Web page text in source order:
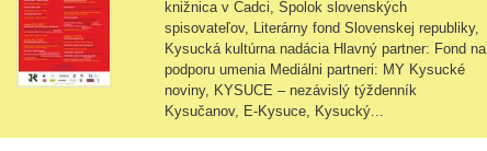
knižnica v Čadci, Spolok slovenských
spisovateľov, Literárny fond Slovenskej republiky,
Kysucká kultúrna nadácia Hlavný partner: Fond na
podporu umenia Mediálni partneri: MY Kysucké
noviny, KYSUCE – nezávislý týždenník
Kysučanov, E-Kysuce, Kysucký...